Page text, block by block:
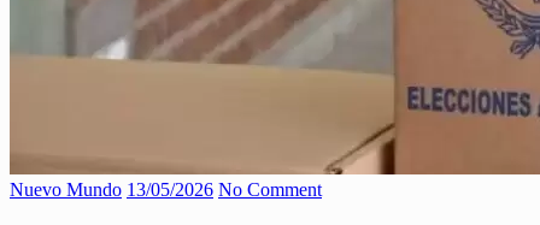
Nuevo Mundo 13/05/2026 No Comment